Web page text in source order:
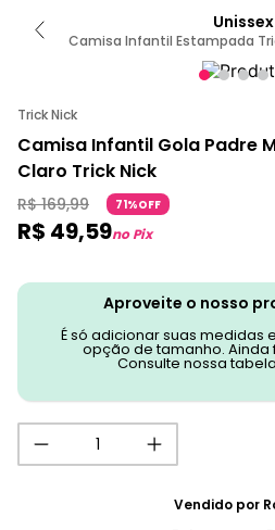
Unissex
Camisa Infantil Estampada
Trick Nick
Camisa Infantil Gola Padre
Claro Trick Nick
R$ 169,99 71%OFF
R$ 49,59no Pix
Aproveite o nosso
É só adicionar suas medidas
opção de tamanho. Ainda
Consulte nossa
Vendido por